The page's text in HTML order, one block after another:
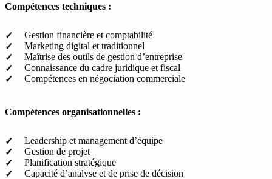
Compétences techniques :
Gestion financière et comptabilité
Marketing digital et traditionnel
Maîtrise des outils de gestion d’entreprise
Connaissance du cadre juridique et fiscal
Compétences en négociation commerciale
Compétences organisationnelles :
Leadership et management d’équipe
Gestion de projet
Planification stratégique
Capacité d’analyse et de prise de décision